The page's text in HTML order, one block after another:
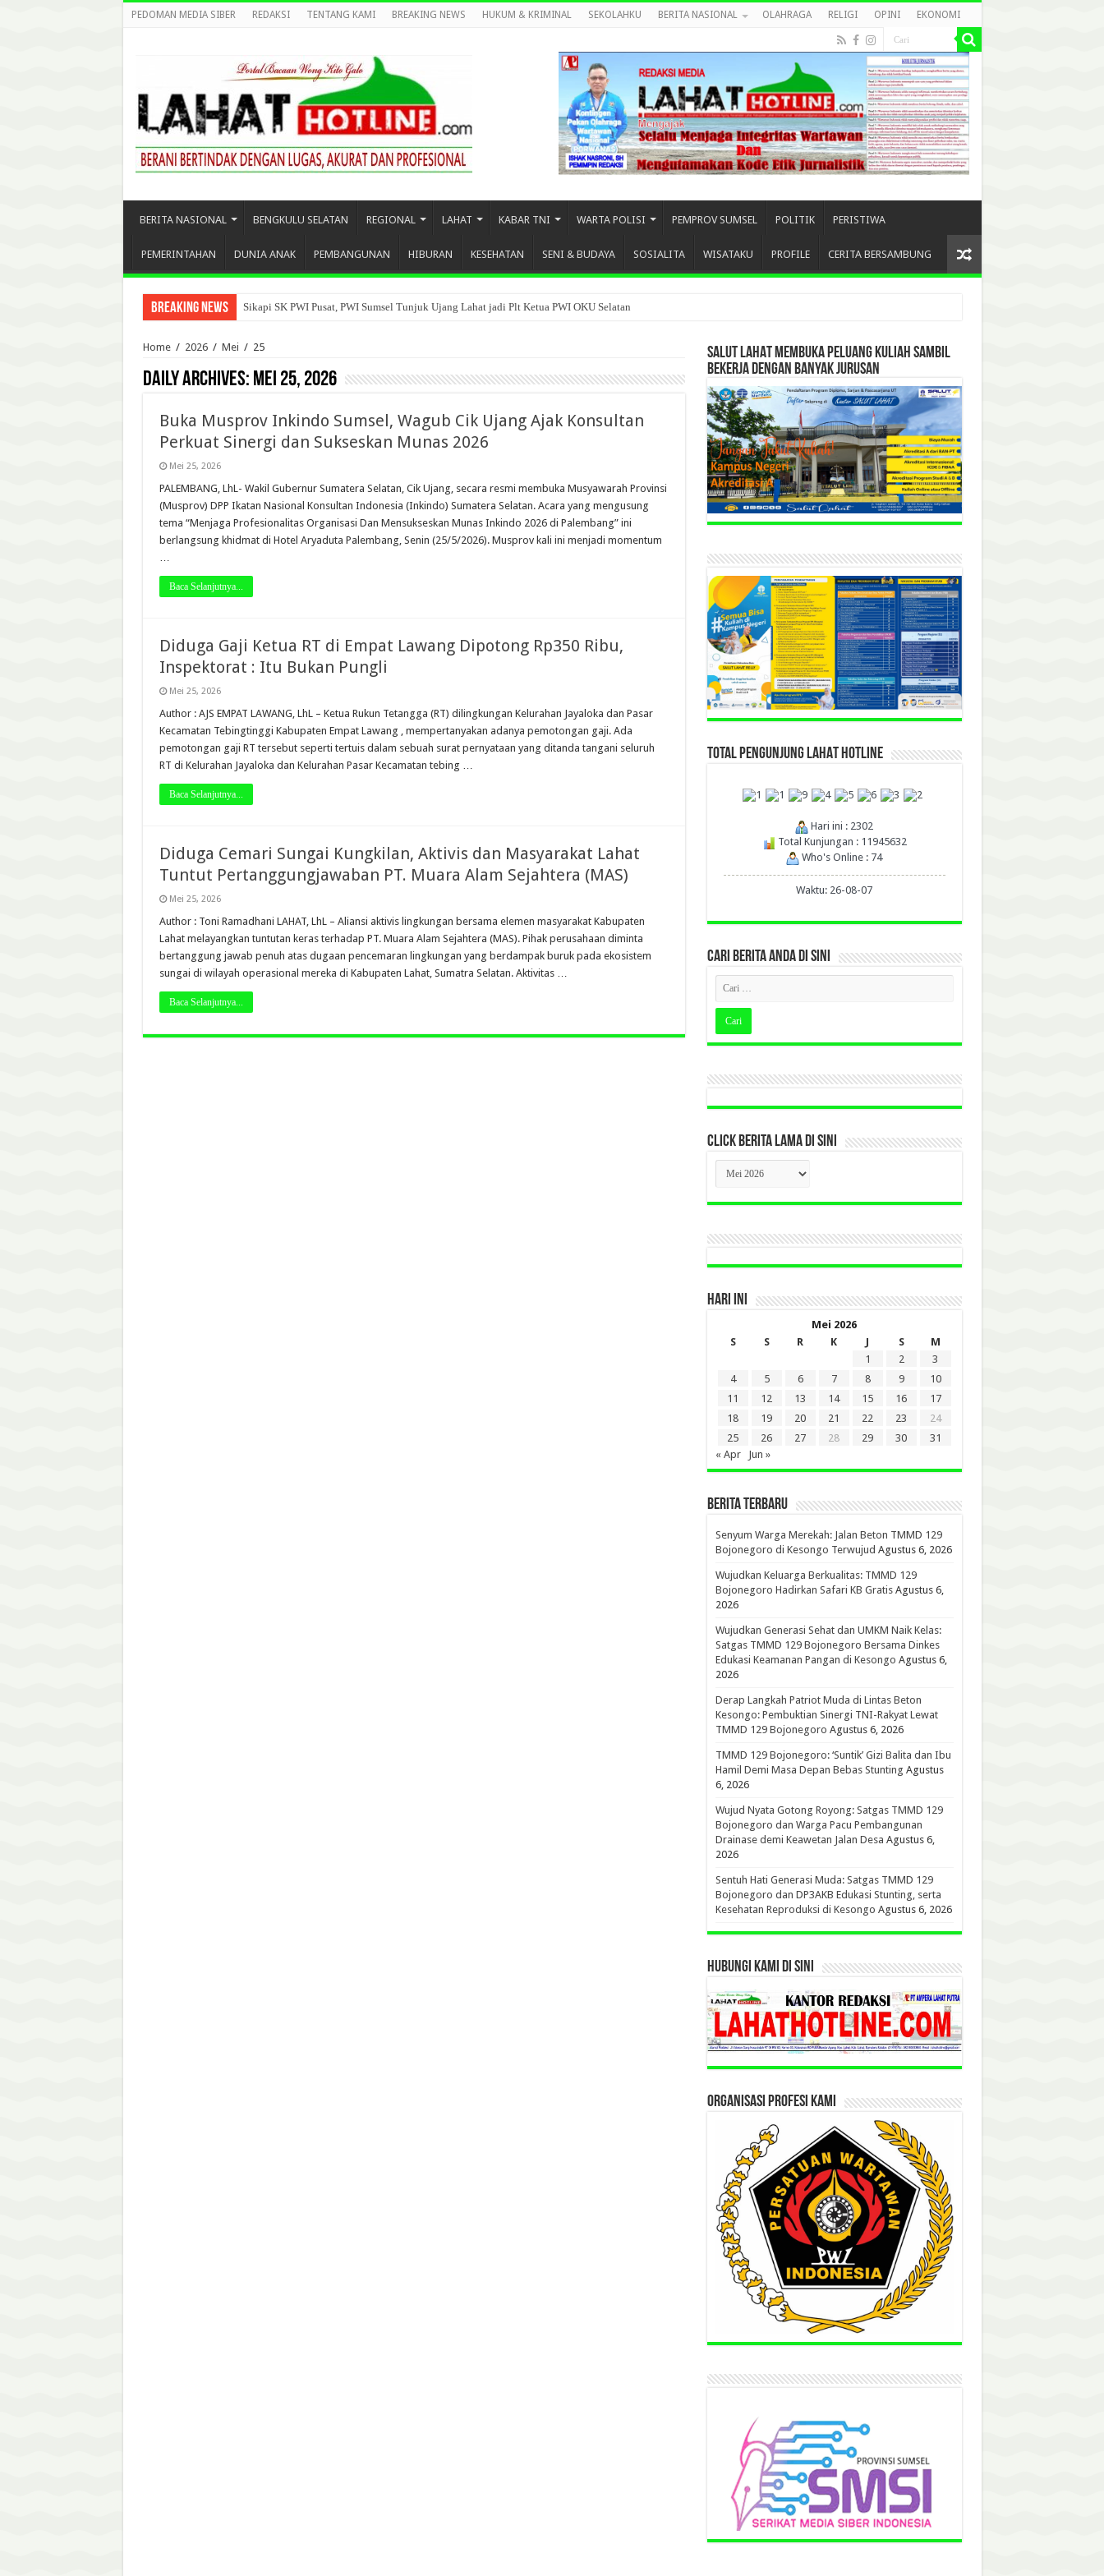
PEDOMAN MEDIA SIBER REDAKSI TENTANG KAMI BREAKING NEWS HUKUM & KRIMINAL SEKOLAHKU BERITA NASIONAL OLAHRAGA RELIGI OPINI EKONOMI
BERITA NASIONAL BENGKULU SELATAN REGIONAL LAHAT KABAR TNI WARTA POLISI PEMPROV SUMSEL POLITIK PERISTIWA
PEMERINTAHAN DUNIA ANAK PEMBANGUNAN HIBURAN KESEHATAN SENI & BUDAYA SOSIALITA WISATAKU PROFILE CERITA BERSAMBUNG
Breaking News Sikapi SK PWI Pusat, PWI Sumsel Tunjuk Ujang Lahat jadi Plt Ketua PWI OKU Selatan
Home / 2026 / Mei / 25
Daily Archives: Mei 25, 2026
Buka Musprov Inkindo Sumsel, Wagub Cik Ujang Ajak Konsultan
Perkuat Sinergi dan Sukseskan Munas 2026
Mei 25, 2026
PALEMBANG, LhL- Wakil Gubernur Sumatera Selatan, Cik Ujang, secara resmi membuka Musyawarah Provinsi
(Musprov) DPP Ikatan Nasional Konsultan Indonesia (Inkindo) Sumatera Selatan. Acara yang mengusung
tema “Menjaga Profesionalitas Organisasi Dan Mensukseskan Munas Inkindo 2026 di Palembang” ini
berlangsung khidmat di Hotel Aryaduta Palembang, Senin (25/5/2026). Musprov kali ini menjadi momentum
…
Baca Selanjutnya...
Diduga Gaji Ketua RT di Empat Lawang Dipotong Rp350 Ribu,
Inspektorat : Itu Bukan Pungli
Mei 25, 2026
Author : AJS EMPAT LAWANG, LhL – Ketua Rukun Tetangga (RT) dilingkungan Kelurahan Jayaloka dan Pasar
Kecamatan Tebingtinggi Kabupaten Empat Lawang , mempertanyakan adanya pemotongan gaji. Ada
pemotongan gaji RT tersebut seperti tertuis dalam sebuah surat pernyataan yang ditanda tangani seluruh
RT di Kelurahan Jayaloka dan Kelurahan Pasar Kecamatan tebing …
Baca Selanjutnya...
Diduga Cemari Sungai Kungkilan, Aktivis dan Masyarakat Lahat
Tuntut Pertanggungjawaban PT. Muara Alam Sejahtera (MAS)
Mei 25, 2026
Author : Toni Ramadhani LAHAT, LhL – Aliansi aktivis lingkungan bersama elemen masyarakat Kabupaten
Lahat melayangkan tuntutan keras terhadap PT. Muara Alam Sejahtera (MAS). Pihak perusahaan diminta
bertanggung jawab penuh atas dugaan pencemaran lingkungan yang berdampak buruk pada ekosistem
sungai di wilayah operasional mereka di Kabupaten Lahat, Sumatra Selatan. Aktivitas …
Baca Selanjutnya...
SALUT LAHAT MEMBUKA PELUANG KULIAH SAMBIL
BEKERJA DENGAN BANYAK JURUSAN
TOTAL PENGUNJUNG LAHAT HOTLINE
Hari ini : 2302
Total Kunjungan : 11945632
Who's Online : 74
Waktu: 26-08-07
CARI BERITA ANDA DI SINI
CLICK BERITA LAMA DI SINI
CLICK
BERITA
LAMA
DI
HARI INI
Mei 2026
S
S R K J S
M
1
2
3
4
5 6 7 8 9
10
11
12 13 14 15 16
17
18
19 20 21 22 23
24
25
26 27 28 29 30
31
« Apr
Jun »
BERITA TERBARU
Senyum Warga Merekah: Jalan Beton TMMD 129
Bojonegoro di Kesongo Terwujud Agustus 6, 2026
Wujudkan Keluarga Berkualitas: TMMD 129
Bojonegoro Hadirkan Safari KB Gratis Agustus 6,
2026
Wujudkan Generasi Sehat dan UMKM Naik Kelas:
Satgas TMMD 129 Bojonegoro Bersama Dinkes
Edukasi Keamanan Pangan di Kesongo Agustus 6,
2026
Derap Langkah Patriot Muda di Lintas Beton
Kesongo: Pembuktian Sinergi TNI-Rakyat Lewat
TMMD 129 Bojonegoro Agustus 6, 2026
TMMD 129 Bojonegoro: ‘Suntik’ Gizi Balita dan Ibu
Hamil Demi Masa Depan Bebas Stunting Agustus
6, 2026
Wujud Nyata Gotong Royong: Satgas TMMD 129
Bojonegoro dan Warga Pacu Pembangunan
Drainase demi Keawetan Jalan Desa Agustus 6,
2026
Sentuh Hati Generasi Muda: Satgas TMMD 129
Bojonegoro dan DP3AKB Edukasi Stunting, serta
Kesehatan Reproduksi di Kesongo Agustus 6, 2026
HUBUNGI KAMI DI SINI
ORGANISASI PROFESI KAMI